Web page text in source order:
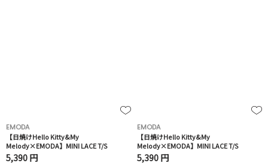
EMODA
【日焼けHello Kitty&My
Melody×EMODA】MINI LACE T/S
5,390 円
EMODA
【日焼けHello Kitty&My
Melody×EMODA】MINI LACE T/S
5,390 円